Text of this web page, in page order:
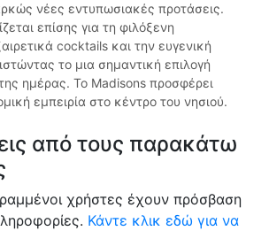
νέες εντυπωσιακές προτάσεις.
επίσης για τη φιλόξενη
cocktails και την ευγενική
το μια σημαντική επιλογή
ημέρας. Το Madisons προσφέρει
εμπειρία στο κέντρο του νησιού.
από τους παρακάτω
χρήστες έχουν πρόσβαση
Κάντε κλικ εδώ για να